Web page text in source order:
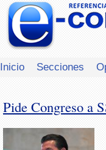
Inicio Secciones
Pide Congreso a